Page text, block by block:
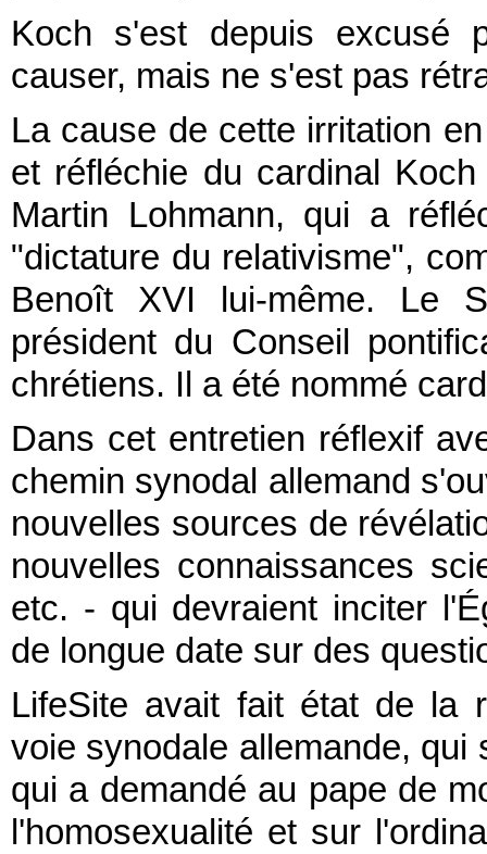
Koch s'est depuis excusé
causer, mais ne s'est pas
La cause de cette irritation
et réfléchie du cardinal
Martin Lohmann, qui a
"dictature du relativisme",
Benoît XVI lui-même. Le
président du Conseil
chrétiens. Il a été nommé
Dans cet entretien réflexif
chemin synodal allemand
nouvelles sources de
nouvelles connaissances
etc. - qui devraient inciter
de longue date sur des
LifeSite avait fait état de la
voie synodale allemande,
qui a demandé au pape de
l'homosexualité et sur